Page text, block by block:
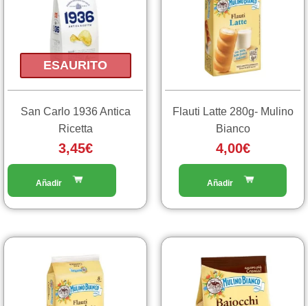
ESAURITO
San Carlo 1936 Antica
Ricetta
3,45€
Flauti Latte 280g- Mulino
Bianco
4,00€